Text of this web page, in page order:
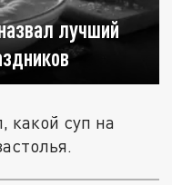
лучший
какой суп на